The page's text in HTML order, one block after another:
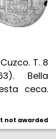
T. 8
Bella
ceca.
not awarded